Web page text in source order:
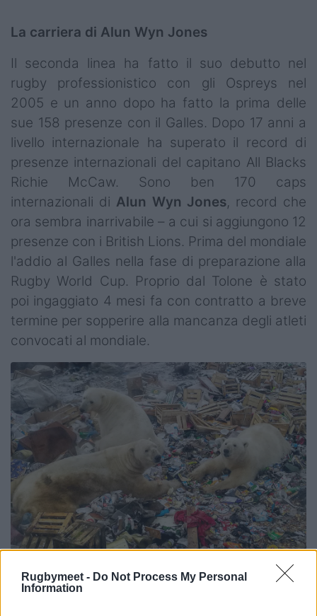
Rugbymeet - Do Not Process My Personal
Information
La carriera di Alun Wyn Jones
Il seconda linea ha fatto il suo debutto nel
rugby professionistico con gli Ospreys nel
2005 e un anno dopo ha fatto la prima delle
sue 158 presenze con il Galles. Dopo 17 anni a
livello internazionale ha superato il record di
presenze internazionali del capitano All Blacks
Richie McCaw. Sono ben 170 caps
internazionali di Alun Wyn Jones, record che
ora sembra inarrivabile – a cui si aggiungono 12
presenze con i British Lions. Prima del mondiale
l'addio al Galles nella fase di preparazione alla
Rugby World Cup. Proprio dal Tolone è stato
poi ingaggiato 4 mesi fa con contratto a breve
termine per sopperire alla mancanza degli atleti
convocati al mondiale.